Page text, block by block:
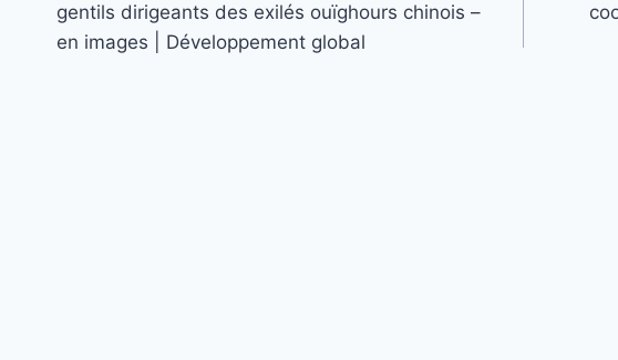
l’article
gentils dirigeants des exilés ouïghours chinois –
en images | Développement global